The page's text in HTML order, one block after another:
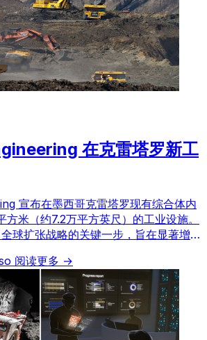
在克雷塔罗新工
宣布在墨西哥克雷塔罗现有综合体内
米（约7.2万平方英尺）的工业设施。
球扩张战略的关键一步，旨在显著增强
长的市场需求。
阅读更多 →